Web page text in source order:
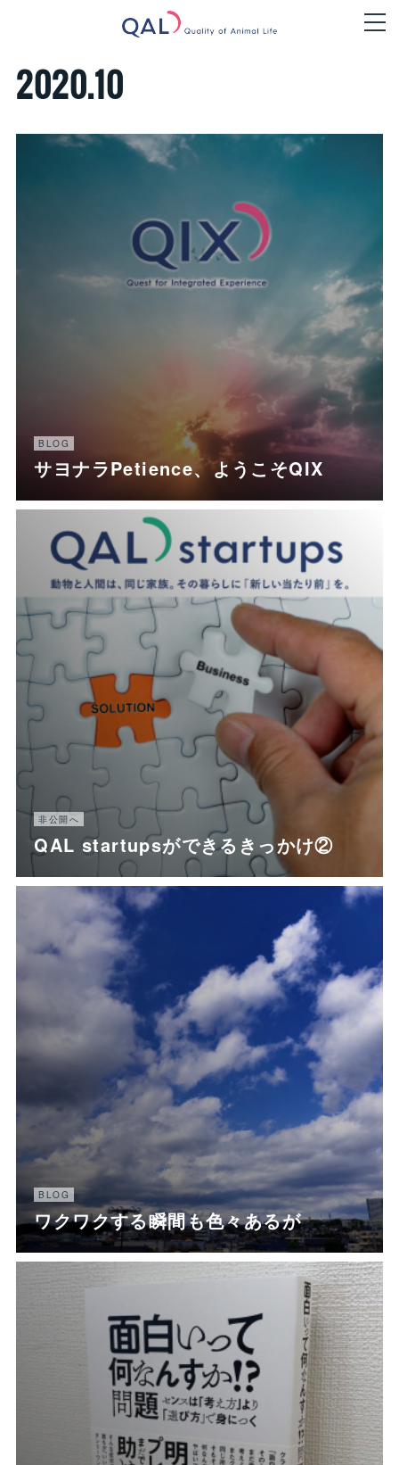
2020.10
BLOG
サヨナラPetience、ようこそQIX
非公開へ
QAL startupsができるきっかけ②
BLOG
ワクワクする瞬間も色々あるが